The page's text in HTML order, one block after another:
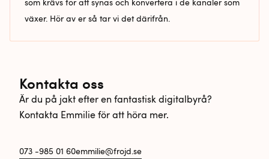
växer. Hör av er så tar vi det därifrån.
Kontakta oss
Är du på jakt efter en fantastisk digitalbyrå?
Kontakta Emmilie för att höra mer.
073 -985 01 60emmilie@frojd.se